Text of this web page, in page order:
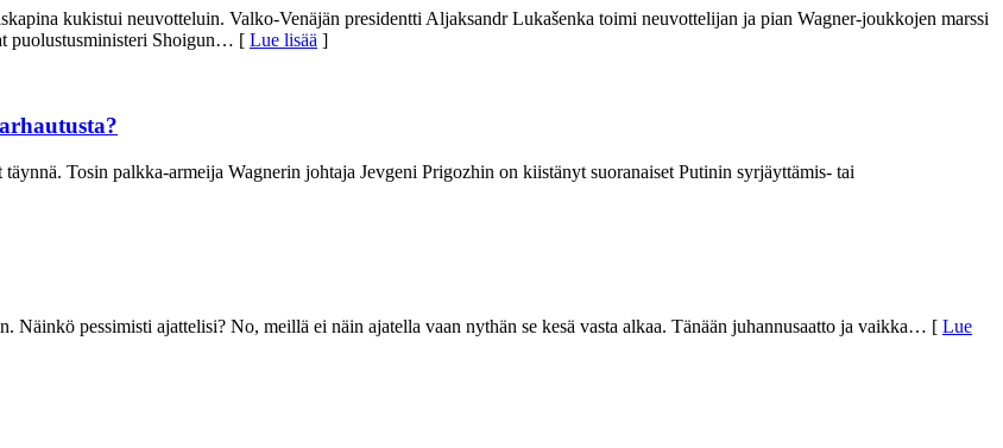
kukistui neuvotteluin. Valko-Venäjän presidentti Aljaksandr Lukašenka toimi neuvottelijan ja pian Wagner-joukkojen marssi
puolustusministeri Shoigun… [ Lue lisää ]
Tosin palkka-armeija Wagnerin johtaja Jevgeni Prigozhin on kiistänyt suoranaiset Putinin syrjäyttämis- tai
pessimisti ajattelisi? No, meillä ei näin ajatella vaan nythän se kesä vasta alkaa. Tänään juhannusaatto ja vaikka… [ Lue